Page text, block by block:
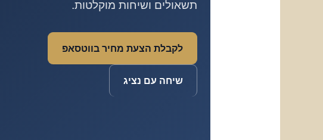
תשאולים ושיחות מוקלטות.
לקבלת הצעת מחיר בווטסאפ
שיחה עם נציג